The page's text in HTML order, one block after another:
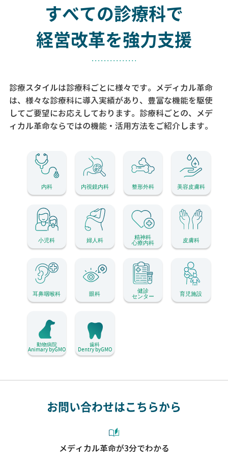
すべての診療科で
経営改革を強力支援
診療スタイルは診療科ごとに様々です。メディカル革命
は、様々な診療科に導入実績があり、 豊富な機能を駆使
してご要望にお応えしております。 診療科ごとの、メデ
ィカル革命ならではの機能・活用方法をご紹介します。
内科 内視鏡内科 整形外科 美容皮膚科
小児科 婦人科 精神科
心療内科 皮膚科
耳鼻咽喉科 眼科 健診
センター 育児施設
動物病院
Animary byGMO
歯科
Dentry byGMO
お問い合わせはこちらから
メディカル革命が3分でわかる